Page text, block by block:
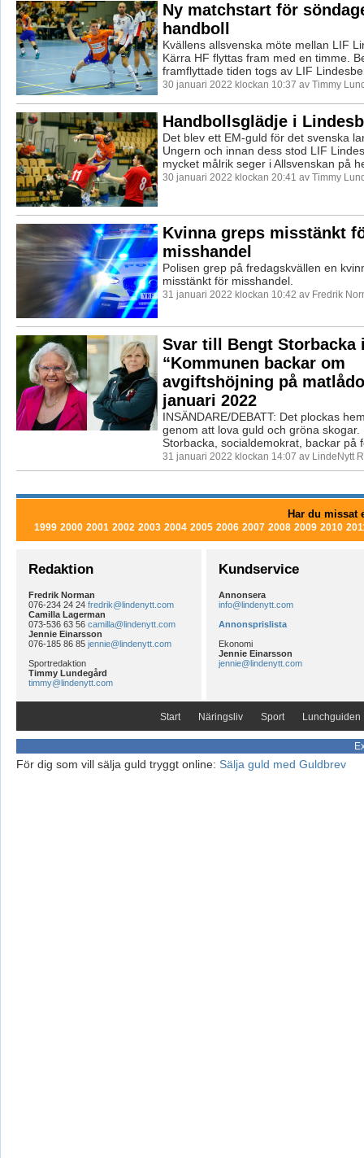
Ny matchstart för
handboll
Kvällens allsvenska möte mellan LIF
Kärra HF flyttas fram med en timme.
framflyttade tiden togs av LIF
30 januari 2022 klockan 10:37 av Timmy
Handbollsglädje i
Det blev ett EM-guld för det svenska
Ungern och innan dess stod LIF
mycket målrik seger i Allsvenskan på
30 januari 2022 klockan 20:41 av Timmy
Kvinna greps misstänkt
misshandel
Polisen grep på fredagskvällen en
misstänkt för misshandel.
31 januari 2022 klockan 10:42 av Fredrik
Svar till Bengt Storbacka
“Kommunen backar om
avgiftshöjning på
januari 2022
INSÄNDARE/DEBATT: Det plockas
genom att lova guld och gröna skogar.
Storbacka, socialdemokrat, backar på
31 januari 2022 klockan 14:07 av LindeNytt
Har du missat
1999 2000 2001 2002 2003 2004 2005 2006 2007 2008 2009 2010
Redaktion
Fredrik Norman
076-234 24 24 fredrik@lindenytt.com
Camilla Lagerman
073-536 63 56 camilla@lindenytt.com
Jennie Einarsson
076-185 86 85 jennie@lindenytt.com
Sportredaktion
Timmy Lundegård
timmy@lindenytt.com
Kundservice
Annonsera
info@lindenytt.com
Annonsprislista
Ekonomi
Jennie Einarsson
jennie@lindenytt.com
Start Näringsliv Sport Lunchguiden
För dig som vill sälja guld tryggt online: Sälja guld med Guldbrev